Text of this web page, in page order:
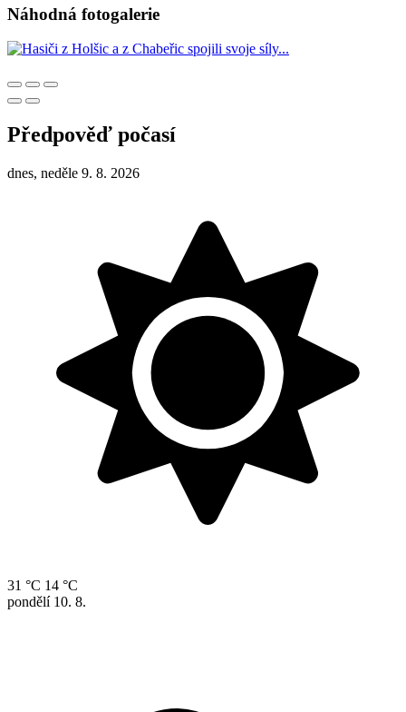
Náhodná fotogalerie
Předpověď počasí
dnes, neděle 9. 8. 2026
31 °C 14 °C
pondělí 10. 8.